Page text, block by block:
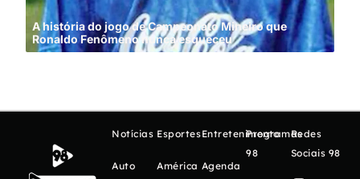
A história do jogo de Campeonato Mineiro que
Ronaldo Fenômeno nunca esqueceu
Notícias
Auto
Esportes
América
Entretenimento
Agenda
Programas
98
Redes
Sociais 98